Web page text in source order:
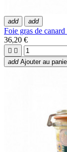
add add
Foie gras de
36,20 €
 
add Ajouter au